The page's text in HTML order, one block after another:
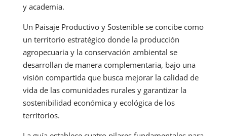
y academia.
Un Paisaje Productivo y Sostenible se concibe como
un territorio estratégico donde la producción
agropecuaria y la conservación ambiental se
desarrollan de manera complementaria, bajo una
visión compartida que busca mejorar la calidad de
vida de las comunidades rurales y garantizar la
sostenibilidad económica y ecológica de los
territorios.